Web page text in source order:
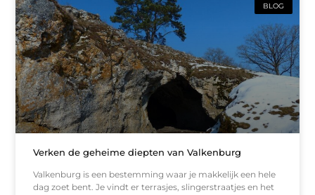
BLOG
Verken de geheime diepten van Valkenburg
Valkenburg is een bestemming waar je makkelijk een hele
dag zoet bent. Je vindt er terrasjes, slingerstraatjes en het